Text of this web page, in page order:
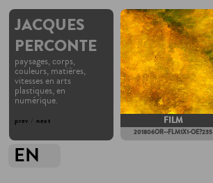
JACQUES
PERCONTE
paysages, corps,
couleurs, matières,
vitesses en arts
plastiques, en
numérique.
prev next FILM
201806OR--FLM1X1-OE?235
EN